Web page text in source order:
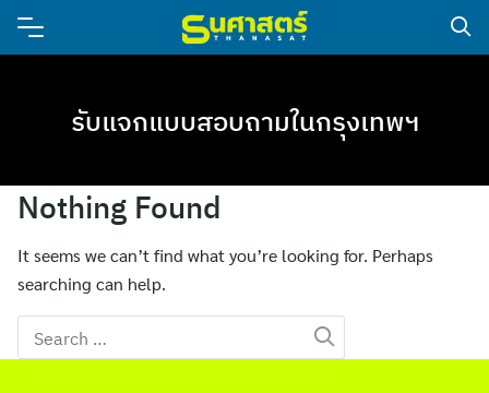
รับแจกแบบสอบถามในกรุงเทพฯ
Nothing Found
It seems we can’t find what you’re looking for. Perhaps
searching can help.
Search
for: